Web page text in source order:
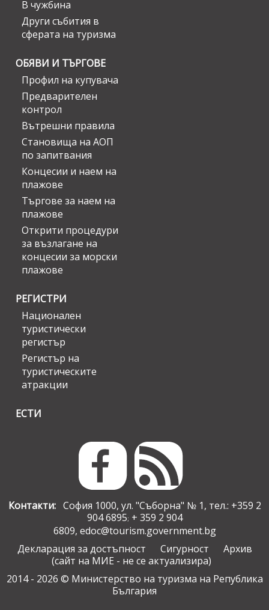
В чужбина
Други събития в
сферата на туризма
ОБЯВИ И ТЪРГОВЕ
Профил на купувача
Предварителен
контрол
Вътрешни правила
Становища на АОП
по запитвания
Концесии и наем на
плажове
Търгове за наем на
плажове
Открити процедури
за възлагане на
концесии за морски
плажове
РЕГИСТРИ
Национален
туристически
регистър
Регистър на
туристическите
атракции
ЕСТИ
Контакти:София 1000, ул. "Съборна" № 1, тел.: +359 2
904 6895; + 359 2 904
6809, edoc@tourism.government.bg
Декларация за достъпност
Сигурност
Архив
(сайт на МИЕ - не се актуализира)
2014 - 2026 © Министерство на туризма на Република
България